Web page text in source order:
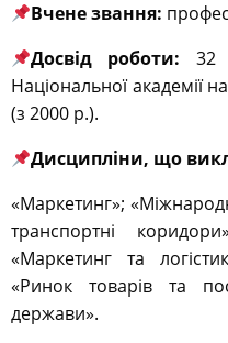
Вчене звання:
Досвід роботи:
32
Національної академії
(з 2000 р.).
Дисципліни, що
«Маркетинг»;
транспортні
«Маркетинг та
«Ринок товарів та
держави».